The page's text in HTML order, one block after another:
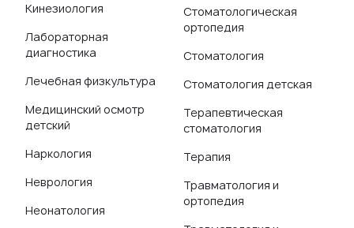
Кинезиология
Лабораторная
диагностика
Лечебная физкультура
Медицинский осмотр
детский
Наркология
Неврология
Неонатология
Стоматологическая
ортопедия
Стоматология
Стоматология детская
Терапевтическая
стоматология
Терапия
Травматология и
ортопедия